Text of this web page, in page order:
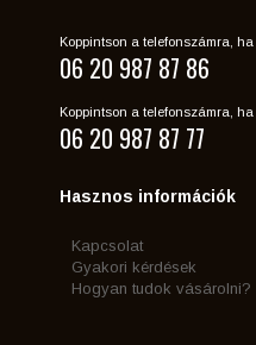
Koppintson a telefonszámra,
06 20 987 87 86
Koppintson a telefonszámra,
06 20 987 87 77
Hasznos információk
Kapcsolat
Gyakori kérdések
Hogyan tudok vásárolni?